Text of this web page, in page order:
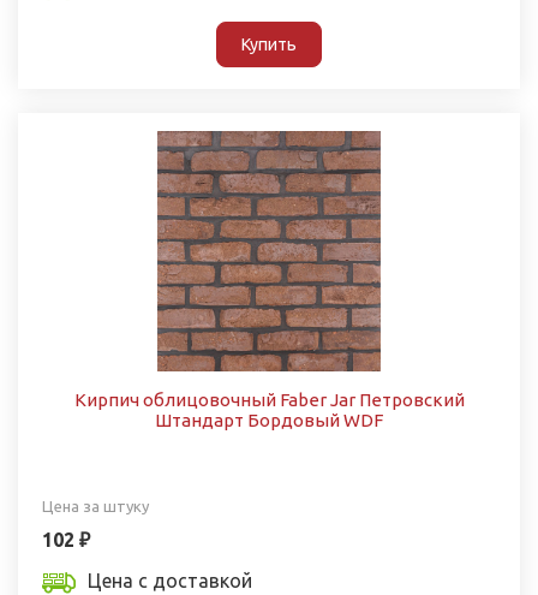
Купить
Кирпич облицовочный Faber Jar Петровский
Штандарт Бордовый WDF
Цена за штуку
102 ₽
Цена с доставкой